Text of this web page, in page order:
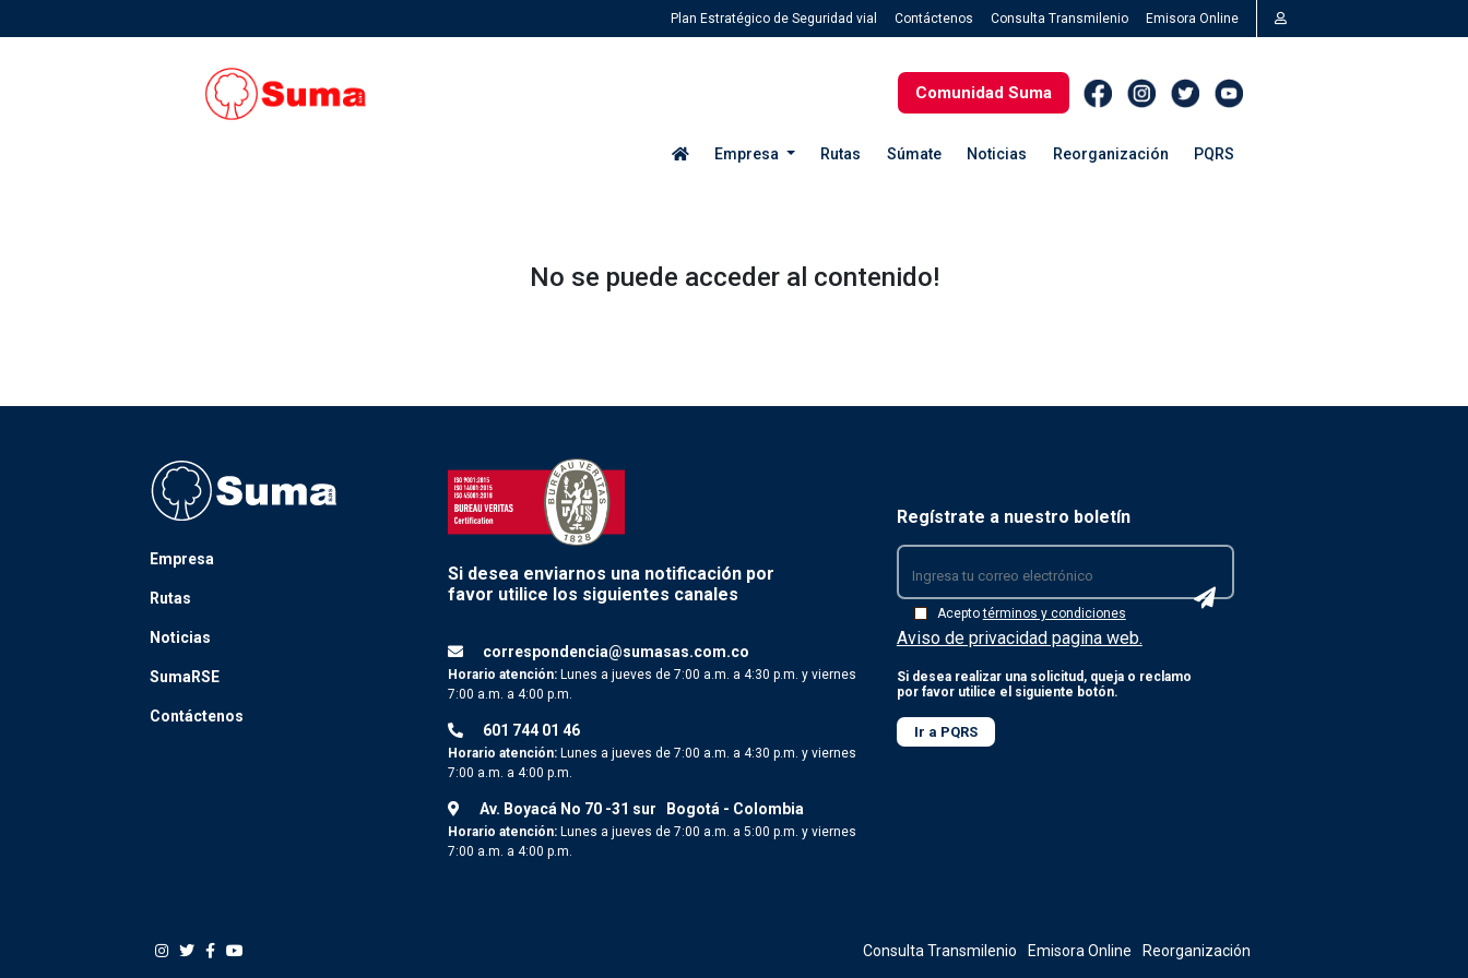
Plan Estratégico de Seguridad vial Contáctenos Consulta Transmilenio Emisora Online
Comunidad Suma
Empresa Rutas Súmate Noticias Reorganización PQRS
No se puede acceder al contenido!
Empresa
Rutas
Noticias
SumaRSE
Contáctenos
Si desea enviarnos una notificación por
favor utilice los siguientes canales
correspondencia@sumasas.com.co
Horario atención: Lunes a jueves de 7:00 a.m. a 4:30 p.m. y viernes
7:00 a.m. a 4:00 p.m.
601 744 01 46
Horario atención: Lunes a jueves de 7:00 a.m. a 4:30 p.m. y viernes
7:00 a.m. a 4:00 p.m.
Av. Boyacá No 70 -31 sur Bogotá - Colombia
Horario atención: Lunes a jueves de 7:00 a.m. a 5:00 p.m. y viernes
7:00 a.m. a 4:00 p.m.
Regístrate a nuestro boletín
Aceptotérminos y condiciones
Aviso de privacidad pagina web.
Si desea realizar una solicitud, queja o reclamo
por favor utilice el siguiente botón.
Ir a PQRS
Consulta Transmilenio Emisora Online Reorganización